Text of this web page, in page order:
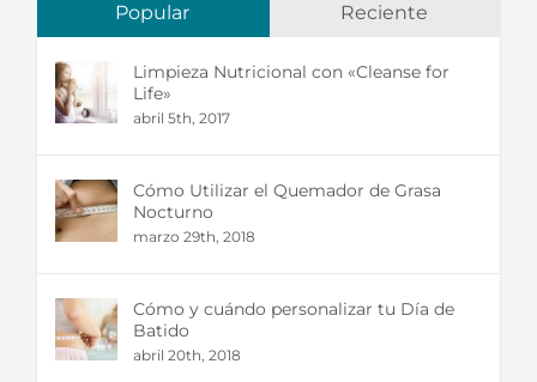
Popular Reciente
Limpieza Nutricional con «Cleanse for
Life»
abril 5th, 2017
Cómo Utilizar el Quemador de Grasa
Nocturno
marzo 29th, 2018
Cómo y cuándo personalizar tu Día de
Batido
abril 20th, 2018